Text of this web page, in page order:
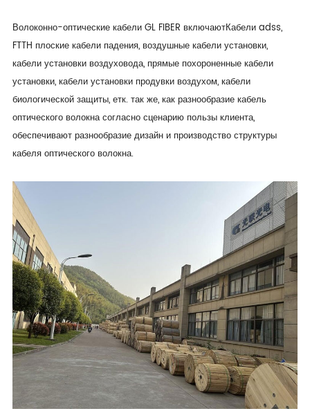
Волоконно-оптические кабели GL FIBER включаютКабели adss,
FTTH плоские кабели падения, воздушные кабели установки,
кабели установки воздуховода, прямые похороненные кабели
установки, кабели установки продувки воздухом, кабели
биологической защиты, етк. так же, как разнообразие кабель
оптического волокна согласно сценарию пользы клиента,
обеспечивают разнообразие дизайн и производство структуры
кабеля оптического волокна.